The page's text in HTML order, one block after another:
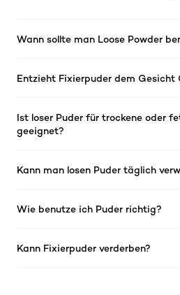
Wann sollte man Loose Powder
Entzieht Fixierpuder dem Gesicht
Ist loser Puder für trockene oder
geeignet?
Kann man losen Puder täglich
Wie benutze ich Puder richtig?
Kann Fixierpuder verderben?